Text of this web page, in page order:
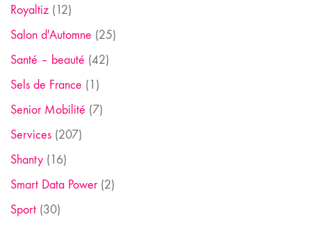
Royaltiz (12)
Salon d'Automne (25)
Santé – beauté (42)
Sels de France (1)
Senior Mobilité (7)
Services (207)
Shanty (16)
Smart Data Power(2)
Sport (30)